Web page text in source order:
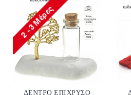
ΔΕΝΤΡΟ ΕΠΙΧΡΥΣΟ